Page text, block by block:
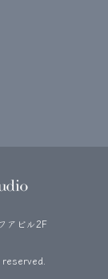
アビル2F